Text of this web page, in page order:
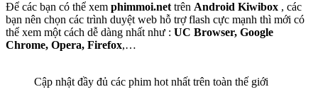
Để các bạn có thể xem phimmoi.net trên Android Kiwibox , các
bạn nên chọn các trình duyệt web hỗ trợ flash cực mạnh thì mới có
thể xem một cách dễ dàng nhất như : UC Browser, Google
Chrome, Opera, Firefox,…
Cập nhật đầy đủ các phim hot nhất trên toàn thế giới